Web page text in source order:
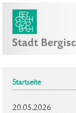
Startseite
20.05.2026